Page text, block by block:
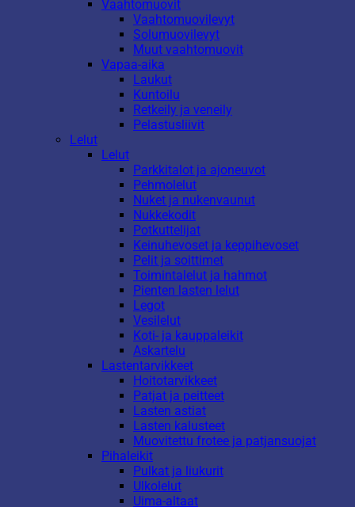
Vaahtomuovit
Vaahtomuovilevyt
Solumuovilevyt
Muut vaahtomuovit
Vapaa-aika
Laukut
Kuntoilu
Retkeily ja veneily
Pelastusliivit
Lelut
Lelut
Parkkitalot ja ajoneuvot
Pehmolelut
Nuket ja nukenvaunut
Nukkekodit
Potkuttelijat
Keinuhevoset ja keppihevoset
Pelit ja soittimet
Toimintalelut ja hahmot
Pienten lasten lelut
Legot
Vesilelut
Koti- ja kauppaleikit
Askartelu
Lastentarvikkeet
Hoitotarvikkeet
Patjat ja peitteet
Lasten astiat
Lasten kalusteet
Muovitettu frotee ja patjansuojat
Pihaleikit
Pulkat ja liukurit
Ulkolelut
Uima-altaat